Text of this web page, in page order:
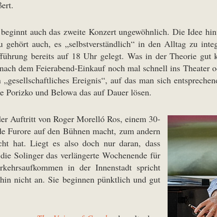
auch das zweite Konzert ungewöhnlich. Die Idee
auch, es „selbstverständlich“ in den Alltag zu
bereits auf 18 Uhr gelegt. Was in der Theorie
dem Feierabend-Einkauf noch mal schnell ins Theater
Ereignis“, auf das man sich
und Belowa das auf Dauer lösen.
Auftritt von Roger Morelló Ros, einem 30-
Furore auf den Bühnen macht, zum andern
hat. Liegt es also doch nur daran, dass
Solinger das verlängerte Wochenende für
in der Innenstadt spricht
nicht an. Sie beginnen pünktlich und gut